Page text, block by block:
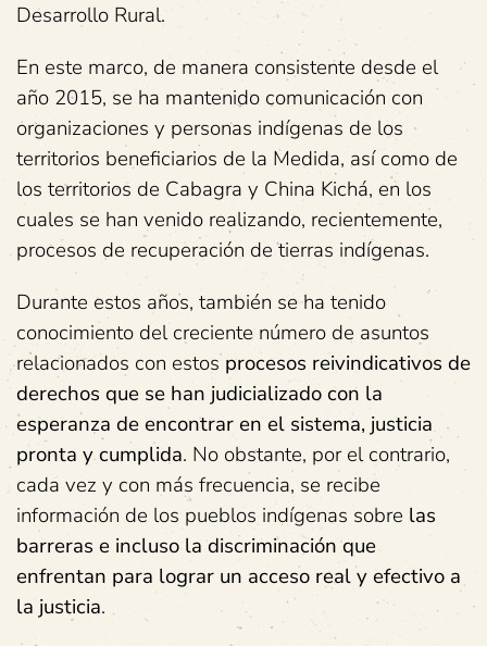
Desarrollo Rural.
En este marco, de manera consistente desde el
año 2015, se ha mantenido comunicación con
organizaciones y personas indígenas de los
territorios beneficiarios de la Medida, así como de
los territorios de Cabagra y China Kichá, en los
cuales se han venido realizando, recientemente,
procesos de recuperación de tierras indígenas.
Durante estos años, también se ha tenido
conocimiento del creciente número de asuntos
relacionados con estosprocesos reivindicativos de
derechos que se han judicializado con la
esperanza de encontrar en el sistema, justicia
pronta y cumplida. No obstante, por el contrario,
cada vez y con más frecuencia, se recibe
información de los pueblos indígenas sobre las
barreras e incluso la discriminación que
enfrentan para lograr un acceso real y efectivo a
la justicia.